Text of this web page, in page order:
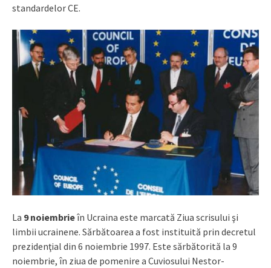
standardelor CE.
La 9 noiembrieîn Ucraina este marcată Ziua scrisului şi
limbii ucrainene. Sărbătoarea a fost instituită prin decretul
prezidenţial din 6 noiembrie 1997. Este sărbătorită la 9
noiembrie, în ziua de pomenire a Cuviosului Nestor-